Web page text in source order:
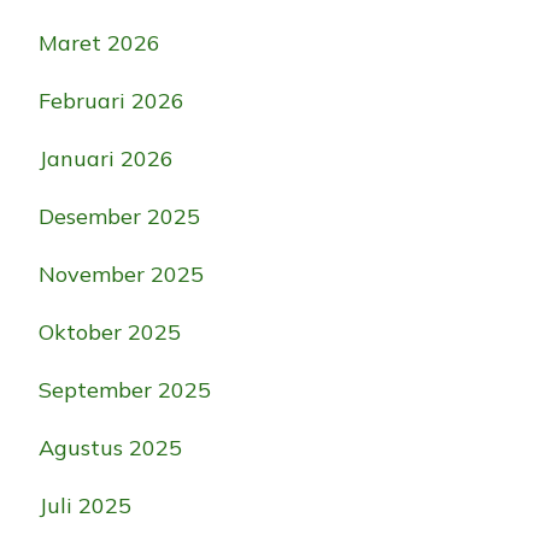
Maret 2026
Februari 2026
Januari 2026
Desember 2025
November 2025
Oktober 2025
September 2025
Agustus 2025
Juli 2025